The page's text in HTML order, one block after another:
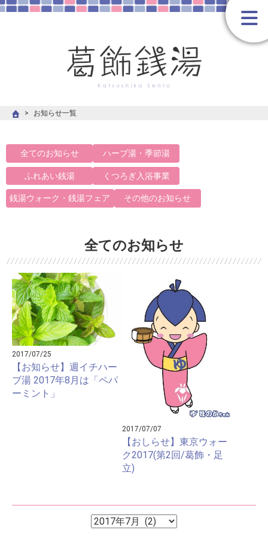
お知らせ一覧
全てのお知らせ ハーブ湯・季節湯
ふれあい銭湯 くつろぎ入浴事業
銭湯ウォーク・銭湯フェア その他のお知らせ
全てのお知らせ
2017/07/25
【お知らせ】週イチハー
ブ湯 2017年8月は「ペパ
ーミント」
2017/07/07
【おしらせ】東京ウォー
ク2017(第2回/葛飾・足
立)
ア